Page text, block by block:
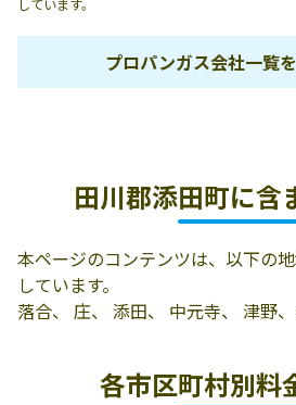
しています。
プロパンガス会社一覧
字添田3064-1
店
字添田1238
添田液化ガス事
824-0601 田川
桑野プロパン
田川郡添田町大
田川郡添田町に含
本ページのコンテンツは、以下の
しています。
落合、 庄、 添田、 中元寺、 津野
各市区町村別料